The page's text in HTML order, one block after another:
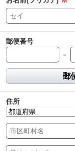
郵便番号
－
郵
住所